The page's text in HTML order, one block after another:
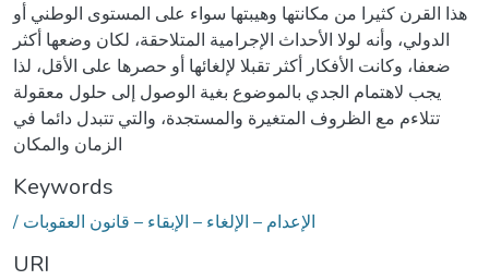
هذا القرن كثيرا من مكانتها وهيبتها سواء على المستوى الوطني أو
الدولي، وأنه لولا الأحداث الإجرامية المتلاحقة، لكان وضعها أكثر
ضعفا، وكانت الأفكار أكثر تقبلا لإلغائها أو حصرها على الأقل، لذا
يجب لاهتمام الجدي بالموضوع بغية الوصول إلى حلول معقولة
تتلاءم مع الظروف المتغيرة والمستجدة، والتي تتبدل دائما في
الزمان والمكان
Keywords
/ الإعدام – الإلغاء – الإبقاء – قانون العقوبات
URI